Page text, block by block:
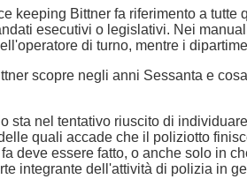
keeping Bittner fa riferimento a
esecutivi o legislativi. Nei
di turno, mentre i
scopre negli anni Sessanta e
sta nel tentativo riuscito di
quali accade che il poliziotto
deve essere fatto, o anche solo in
integrante dell'attività di polizia in